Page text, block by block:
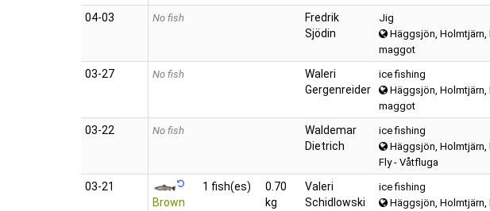
04‑03 No fish
Fredrik
Sjödin
Jig
Häggsjön, Holmtjärn,
maggot
03‑27 No fish
Waleri
Gergenreider
ice fishing
Häggsjön, Holmtjärn,
maggot
03‑22 No fish
Waldemar
Dietrich
ice fishing
Häggsjön, Holmtjärn,
Fly - Våtfluga
03‑21
Brown
1 fish(es)
0.70
kg
Valeri
Schidlowski
ice fishing
Häggsjön, Holmtjärn,